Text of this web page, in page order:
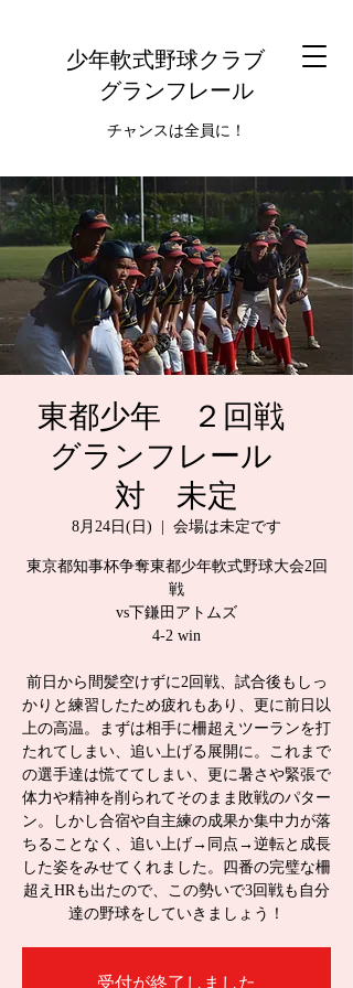
少年軟式野球クラブ
グランフレール
チャンスは全員に！
東都少年 ２回戦
グランフレール
対 未定
8月24日(日) 会場は未定です
東京都知事杯争奪東都少年軟式野球大会2回
戦
vs下鎌田アトムズ
4-2 win
前日から間髪空けずに2回戦、試合後もしっ
かりと練習したため疲れもあり、更に前日以
上の高温。まずは相手に柵超えツーランを打
たれてしまい、追い上げる展開に。これまで
の選手達は慌ててしまい、更に暑さや緊張で
体力や精神を削られてそのまま敗戦のパター
ン。しかし合宿や自主練の成果か集中力が落
ちることなく、追い上げ→同点→逆転と成長
した姿をみせてくれました。四番の完璧な柵
超えHRも出たので、この勢いで3回戦も自分
達の野球をしていきましょう！
受付が終了しました